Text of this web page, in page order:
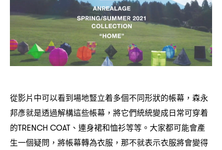
從影片中可以看到場地豎立着多個不同形狀的帳幕 ， 森永
邦彥就是透過解構這些帳幕 ， 將它們統統變成日常可穿着
的TRENCH COAT 、連身裙和恤衫等等。大家都可能會產
生一個疑問 ， 將帳幕轉為衣服 ， 那不就表示衣服將會變得